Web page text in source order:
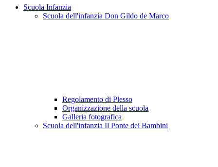
Scuola Infanzia
Scuola dell'infanzia Don Gildo de Marco
Regolamento di Plesso
Organizzazione della scuola
Galleria fotografica
Scuola dell'infanzia Il Ponte dei Bambini